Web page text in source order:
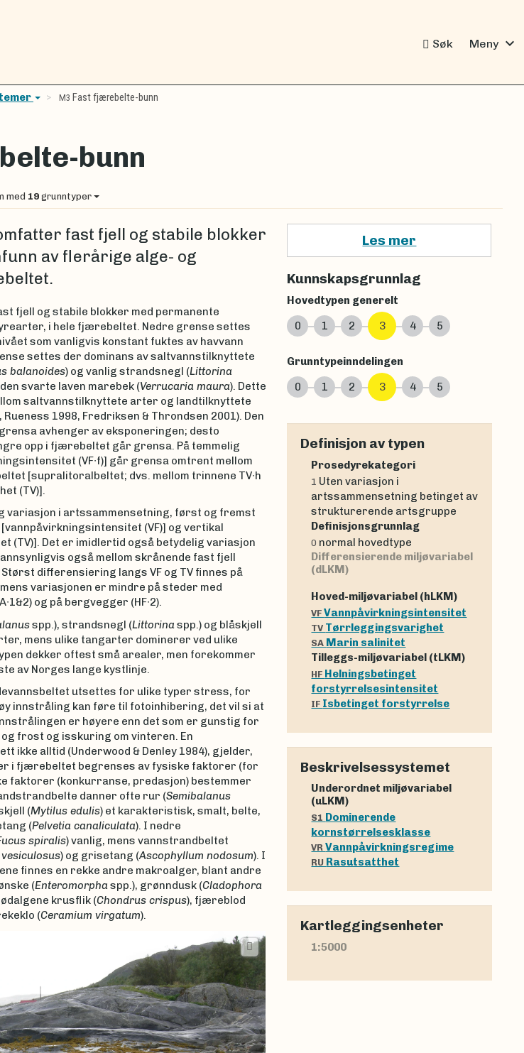
Søk Meny expand_more
M3 Fast fjærebelte-bunn
bunn
med 19 grunntyper
fast fjell og stabile blokker
av flerårige alge- og
fjell og stabile blokker med permanente
i hele fjærebeltet. Nedre grense settes
som vanligvis konstant fuktes av havvann
settes der dominans av saltvannstilknyttete
balanoides) og vanlig strandsnegl (Littorina
svarte laven marebek (Verrucaria maura). Dette
saltvannstilknyttete arter og landtilknyttete
1998, Fredriksen & Throndsen 2001). Den
avhenger av eksponeringen; desto
opp i fjærebeltet går grensa. På temmelig
(VF∙f)] går grensa omtrent mellom
[supralitoralbeltet; dvs. mellom trinnene TV∙h
(TV)].
variasjon i artssammensetning, først og fremst
(VF)] og vertikal
Det er imidlertid også betydelig variasjon
også mellom skrånende fast fjell
differensiering langs VF og TV finnes på
variasjonen er mindre på steder med
og på bergvegger (HF∙2).
spp.), strandsnegl (Littorina spp.) og blåskjell
mens ulike tangarter dominerer ved ulike
dekker oftest små arealer, men forekommer
av Norges lange kystlinje.
utsettes for ulike typer stress, for
innstråling kan føre til fotoinhibering, det vil si at
er høyere enn det som er gunstig for
frost og isskuring om vinteren. En
ikke alltid (Underwood & Denley 1984), gjelder,
i fjærebeltet begrenses av fysiske faktorer (for
faktorer (konkurranse, predasjon) bestemmer
danner ofte rur (Semibalanus
(Mytilus edulis) et karakteristisk, smalt, belte,
(Pelvetia canaliculata). I nedre
spiralis) vanlig, mens vannstrandbeltet
) og grisetang (Ascophyllum nodosum). I
finnes en rekke andre makroalger, blant andre
(Enteromorphaspp.), grønndusk (Cladophora
krusflik (Chondrus crispus), fjæreblod
(Ceramium virgatum).
Les mer
Kunnskapsgrunnlag
Hovedtypen generelt
0
1 2 3 4 5
Grunntypeinndelingen
0
1 2 3 4 5
Definisjon av typen
Prosedyrekategori
1 Uten variasjon i
artssammensetning betinget av
strukturerende artsgruppe
Definisjonsgrunnlag
0 normal hovedtype
Differensierende miljøvariabel
(dLKM)
Hoved-miljøvariabel (hLKM)
VFVannpåvirkningsintensitet
TV Tørrleggingsvarighet
SA Marin salinitet
Tilleggs-miljøvariabel (tLKM)
HF Helningsbetinget
forstyrrelsesintensitet
IF Isbetinget forstyrrelse
Beskrivelsessystemet
Underordnet miljøvariabel
(uLKM)
S1 Dominerende
kornstørrelsesklasse
VRVannpåvirkningsregime
RU Rasutsatthet
Kartleggingsenheter
1:5000